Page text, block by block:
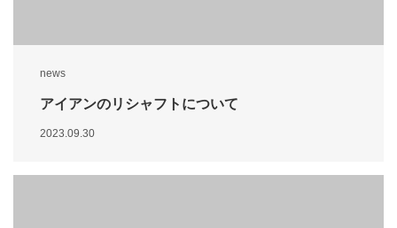
news
アイアンのリシャフトについて
2023.09.30